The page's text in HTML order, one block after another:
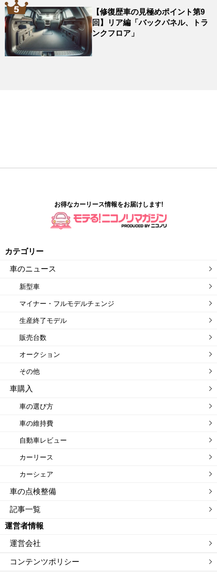
【修復歴車の見極めポイント第9
回】リア編「バックパネル、トラ
ンクフロア」
お得なカーリース情報をお届けします!
カテゴリー
車のニュース
新型車
マイナー・フルモデルチェンジ
生産終了モデル
販売台数
オークション
その他
車購入
車の選び方
車の維持費
自動車レビュー
カーリース
カーシェア
車の点検整備
記事一覧
運営者情報
運営会社
コンテンツポリシー